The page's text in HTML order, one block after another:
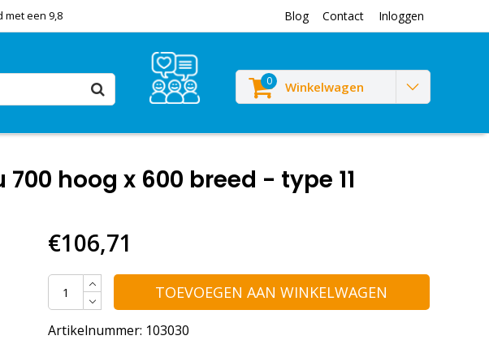
met een 9,8 Blog Contact Inloggen
0 Winkelwagen
hoog x 600 breed - type 11
€106,71
TOEVOEGEN AAN WINKELWAGEN
Artikelnummer: 103030